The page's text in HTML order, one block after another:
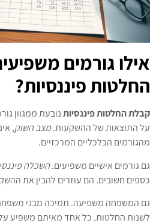
אילו גורמים
החלטות פיננסיות?
קבלת החלטות פיננסיותנובעת ממגוון
על התוצאות של ההשקעות.מצב השוק,
מהגורמים הכלכליים המרכזיים.
גם גורמים אישיים משפיעים.השכלה
כספים חשובים. הם עוזרים להבין את
גם המשפחה משפיעה. תמיכה מבני
לשנות החלטות. כל אחד מאיתם משפיע